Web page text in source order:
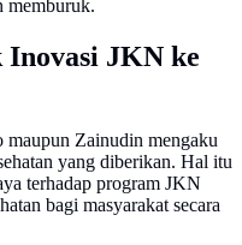
memburuk.
Inovasi JKN ke
maupun Zainudin mengaku
yang diberikan. Hal itu
terhadap program JKN
bagi masyarakat secara